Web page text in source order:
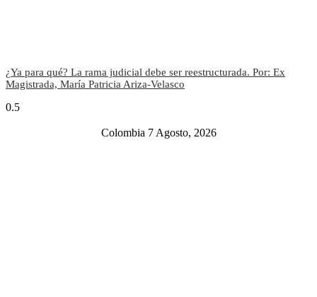
¿Ya para qué? La rama judicial debe ser reestructurada. Por: Ex
Magistrada, María Patricia Ariza-Velasco
Colombia 7 Agosto, 2026